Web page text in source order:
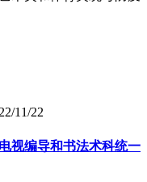
11/22
视编导和书法术科统一